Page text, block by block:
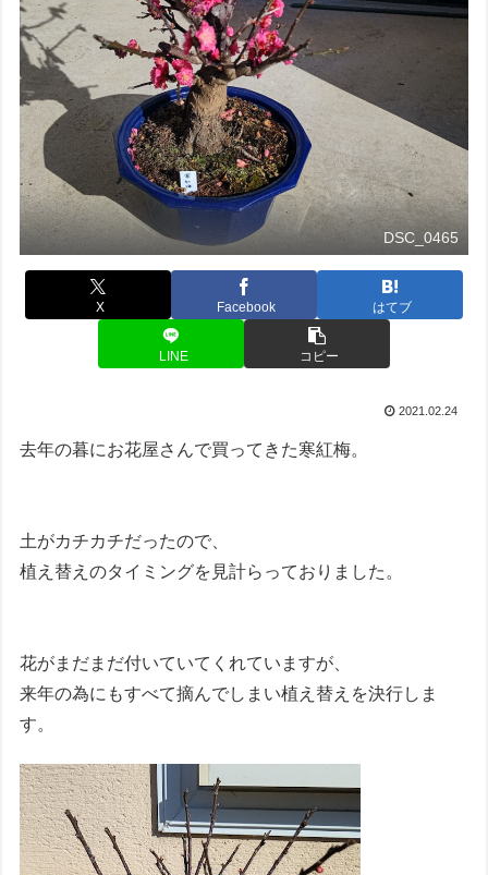
DSC_0465
X Facebook はてブ
LINE コピー
2021.02.24
去年の暮にお花屋さんで買ってきた寒紅梅。
土がカチカチだったので、
植え替えのタイミングを見計らっておりました。
花がまだまだ付いていてくれていますが、
来年の為にもすべて摘んでしまい植え替えを決行しま
す。